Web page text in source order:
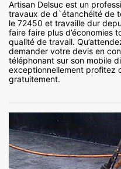
Artisan Delsuc est un
travaux de d`étanchéité de
le 72450 et travaille dur
faire faire plus d’économies
qualité de travail.
demander votre devis en
téléphonant sur son mobile
exceptionnellement profitez
gratuitement.